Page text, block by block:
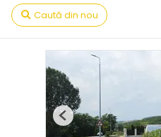
Caută din nou
Previous